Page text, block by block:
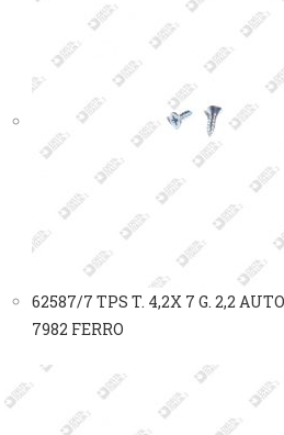
62587/7 TPS T. 4,2X 7 G. 2,2
7982 FERRO